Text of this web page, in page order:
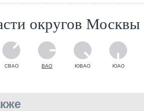
округов Москвы
СВАО ВАО ЮВАО ЮАО